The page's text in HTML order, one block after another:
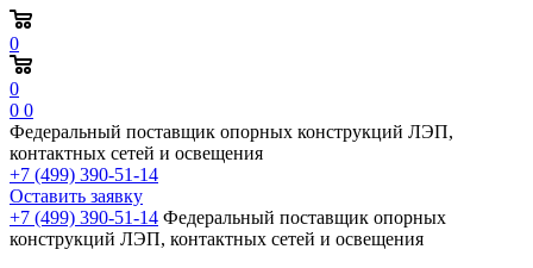
0
0
0 0
Федеральный поставщик опорных конструкций ЛЭП,
контактных сетей и освещения
+7 (499) 390-51-14
Оставить заявку
+7 (499) 390-51-14 Федеральный поставщик опорных
конструкций ЛЭП, контактных сетей и освещения